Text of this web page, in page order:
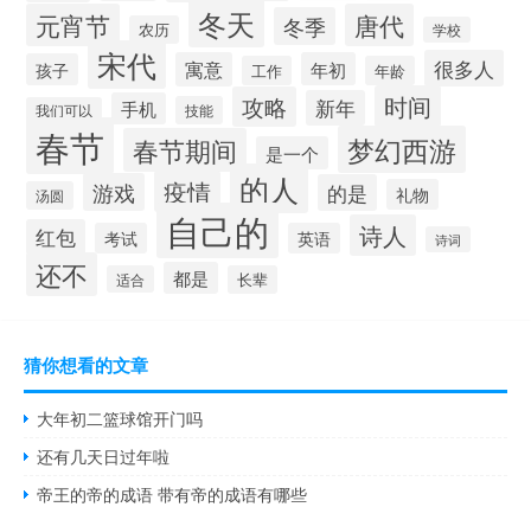
元宵节 农历 冬天 冬季 唐代 学校
孩子 宋代 寓意 工作 年初 年龄 很多人
我们可以 手机 技能 攻略 新年 时间
春节 春节期间 是一个 梦幻西游
汤圆 游戏 疫情 的人 的是 礼物
红包 考试 自己的 英语 诗人 诗词
还不 适合 都是 长辈
猜你想看的文章
大年初二篮球馆开门吗
还有几天日过年啦
帝王的帝的成语 带有帝的成语有哪些